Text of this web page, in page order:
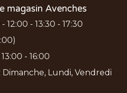
magasin Avenches
12:00 - 13:30 - 17:30
- 16:00
Dimanche, Lundi, Vendredi